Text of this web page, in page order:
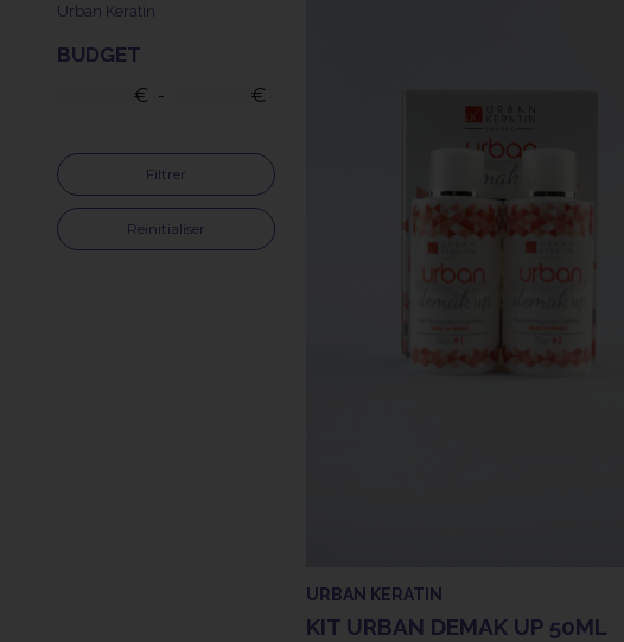
Urban Keratin
BUDGET
€ - €
Filtrer
Reinitialiser
URBAN KERATIN
KIT URBAN DEMAK UP 50ML